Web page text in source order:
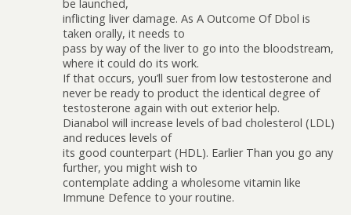
be launched,
inflicting liver damage. As A Outcome Of Dbol is
taken orally, it needs to
pass by way of the liver to go into the bloodstream,
where it could do its work.
If that occurs, you’ll suffer from low testosterone and
never be ready to product the identical degree of
testosterone again with out exterior help.
Dianabol will increase levels of bad cholesterol (LDL)
and reduces levels of
its good counterpart (HDL). Earlier Than you go any
further, you might wish to
contemplate adding a wholesome vitamin like
Immune Defence to your routine.